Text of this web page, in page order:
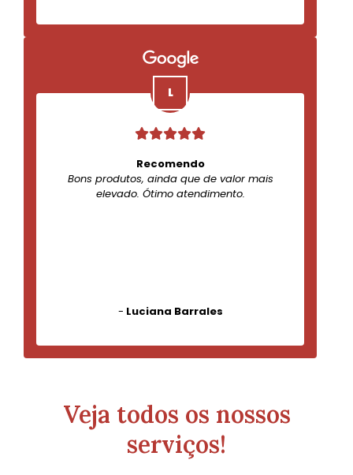
Recomendo
Bons produtos, ainda que de valor mais
elevado. Ótimo atendimento.
- Luciana Barrales
Veja todos os nossos
serviços!